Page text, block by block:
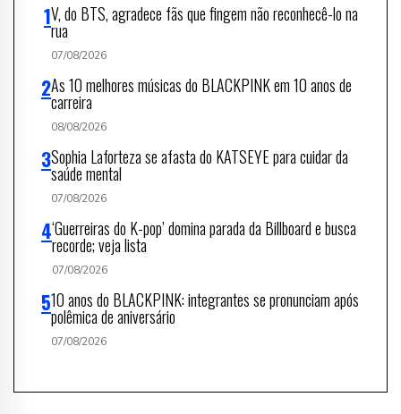
V, do BTS, agradece fãs que fingem não reconhecê-lo na
rua
07/08/2026
As 10 melhores músicas do BLACKPINK em 10 anos de
carreira
08/08/2026
Sophia Laforteza se afasta do KATSEYE para cuidar da
saúde mental
07/08/2026
‘Guerreiras do K-pop’ domina parada da Billboard e busca
recorde; veja lista
07/08/2026
10 anos do BLACKPINK: integrantes se pronunciam após
polêmica de aniversário
07/08/2026